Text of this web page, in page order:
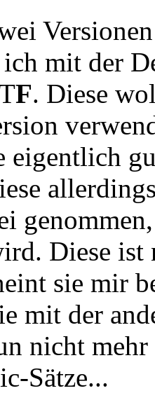
mit der
F. Diese
eigentlich
Diese
sie mir
mit der
nicht
Sätze...